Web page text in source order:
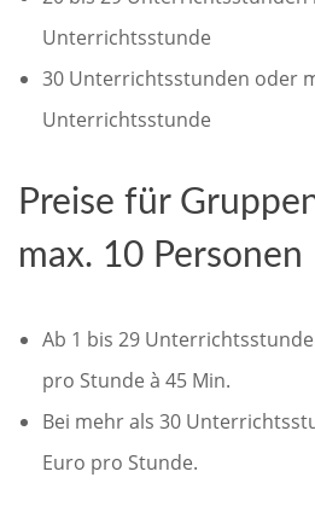
Unterrichtsstunde
30 Unterrichtsstunden oder
Unterrichtsstunde
Preise für
max. 10 Personen
Ab 1 bis 29
pro Stunde à 45 Min.
Bei mehr als 30
Euro pro Stunde.